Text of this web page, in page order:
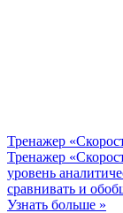
Тренажер
Тренажер
уровень
сравнивать и
Узнать больше »